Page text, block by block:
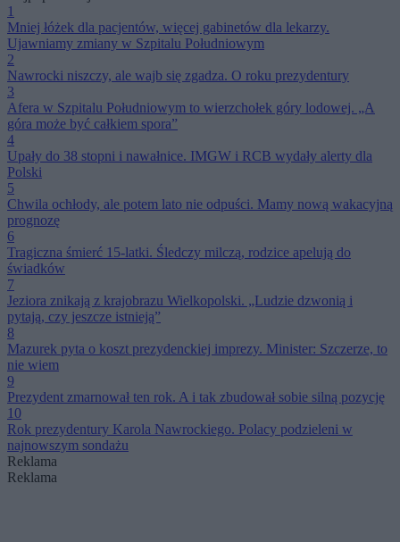
1
Mniej łóżek dla pacjentów, więcej gabinetów dla lekarzy.
Ujawniamy zmiany w Szpitalu Południowym
2
Nawrocki niszczy, ale wajb się zgadza. O roku prezydentury
3
Afera w Szpitalu Południowym to wierzchołek góry lodowej. „A
góra może być całkiem spora”
4
Upały do 38 stopni i nawałnice. IMGW i RCB wydały alerty dla
Polski
5
Chwila ochłody, ale potem lato nie odpuści. Mamy nową wakacyjną
prognozę
6
Tragiczna śmierć 15-latki. Śledczy milczą, rodzice apelują do
świadków
7
Jeziora znikają z krajobrazu Wielkopolski. „Ludzie dzwonią i
pytają, czy jeszcze istnieją”
8
Mazurek pyta o koszt prezydenckiej imprezy. Minister: Szczerze, to
nie wiem
9
Prezydent zmarnował ten rok. A i tak zbudował sobie silną pozycję
10
Rok prezydentury Karola Nawrockiego. Polacy podzieleni w
najnowszym sondażu
Reklama
Reklama